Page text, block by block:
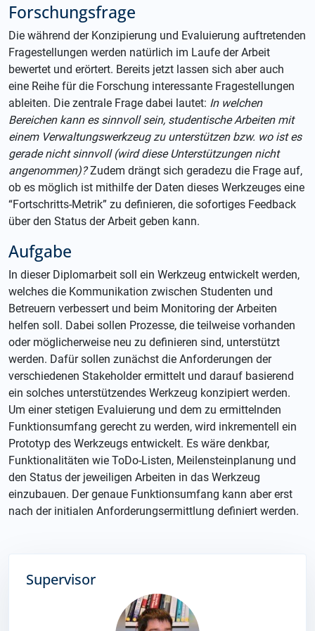
Forschungsfrage
Die während der Konzipierung und Evaluierung auftretenden
Fragestellungen werden natürlich im Laufe der Arbeit
bewertet und erörtert. Bereits jetzt lassen sich aber auch
eine Reihe für die Forschung interessante Fragestellungen
ableiten. Die zentrale Frage dabei lautet: In welchen
Bereichen kann es sinnvoll sein, studentische Arbeiten mit
einem Verwaltungswerkzeug zu unterstützen bzw. wo ist es
gerade nicht sinnvoll (wird diese Unterstützungen nicht
angenommen)?Zudem drängt sich geradezu die Frage auf,
ob es möglich ist mithilfe der Daten dieses Werkzeuges eine
“Fortschritts-Metrik” zu definieren, die sofortiges Feedback
über den Status der Arbeit geben kann.
Aufgabe
In dieser Diplomarbeit soll ein Werkzeug entwickelt werden,
welches die Kommunikation zwischen Studenten und
Betreuern verbessert und beim Monitoring der Arbeiten
helfen soll. Dabei sollen Prozesse, die teilweise vorhanden
oder möglicherweise neu zu definieren sind, unterstützt
werden. Dafür sollen zunächst die Anforderungen der
verschiedenen Stakeholder ermittelt und darauf basierend
ein solches unterstützendes Werkzeug konzipiert werden.
Um einer stetigen Evaluierung und dem zu ermittelnden
Funktionsumfang gerecht zu werden, wird inkrementell ein
Prototyp des Werkzeugs entwickelt. Es wäre denkbar,
Funktionalitäten wie ToDo-Listen, Meilensteinplanung und
den Status der jeweiligen Arbeiten in das Werkzeug
einzubauen. Der genaue Funktionsumfang kann aber erst
nach der initialen Anforderungsermittlung definiert werden.
Supervisor